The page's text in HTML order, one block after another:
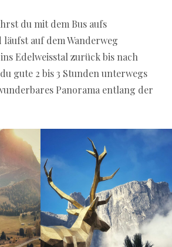
du mit dem Bus aufs
auf dem Wanderweg
Edelweisstal zurück bis nach
gute 2 bis 3 Stunden unterwegs
Panorama entlang der